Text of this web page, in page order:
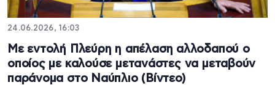
24.06.2026, 16:03
Με εντολή Πλεύρη η απέλαση αλλοδαπού ο
οποίος με καλούσε μετανάστες να μεταβούν
παράνομα στο Ναύπλιο (Βίντεο)